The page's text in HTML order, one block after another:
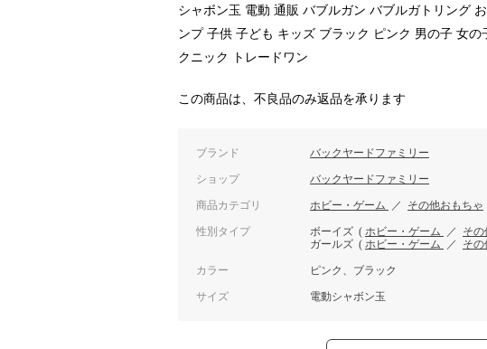
シャボン玉 電動 通販 バブルガン バブルガトリング
ンプ 子供 子ども キッズ ブラック ピンク 男の子 女
クニック トレードワン
この商品は、不良品のみ返品を承ります
ブランド バックヤードファミリー
ショップ バックヤードファミリー
商品カテゴリ ホビー・ゲーム ／ その他おもちゃ
性別タイプ ボーイズ ( ホビー・ゲーム ／ その
ガールズ ( ホビー・ゲーム ／ その
カラー ピンク、ブラック
サイズ 電動シャボン玉